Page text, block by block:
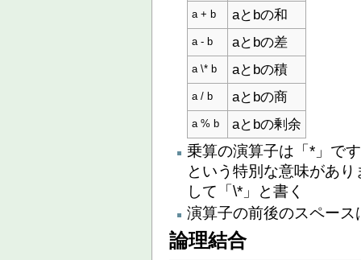
a + b aとbの和
a - b aとbの差
a \* b aとbの積
a / b aとbの商
a % b aとbの剰余
乗算の演算子は「*」で
という特別な意味があ
して「\*」と書く
演算子の前後のスペース
論理結合